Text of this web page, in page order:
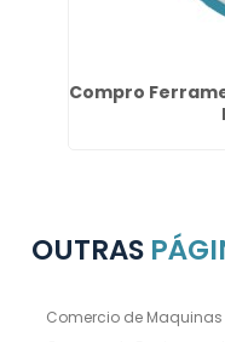
Compro
OUTRAS
Comercio de